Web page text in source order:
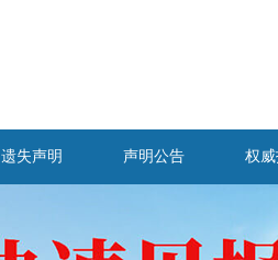
遗失声明 声明公告 权